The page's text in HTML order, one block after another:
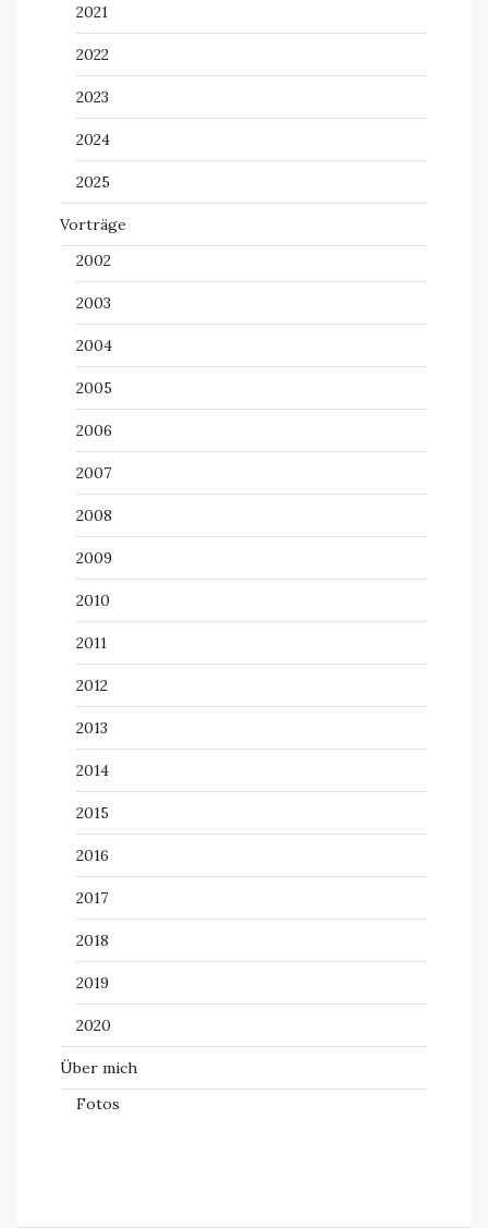
2021
2022
2023
2024
2025
Vorträge
2002
2003
2004
2005
2006
2007
2008
2009
2010
2011
2012
2013
2014
2015
2016
2017
2018
2019
2020
Über mich
Fotos